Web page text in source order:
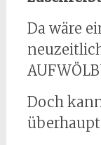
Da wäre
Doch
überhaupt